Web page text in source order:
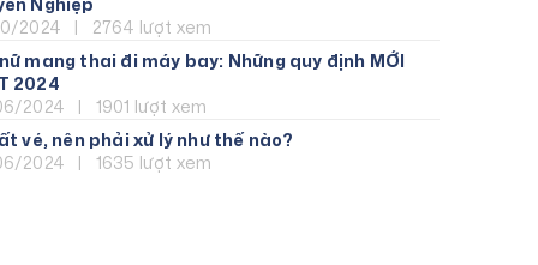
Yên
2024 |
2764 lượt xem
mang thai đi máy bay: Những quy định MỚI
2024
2024 | 1901 lượt xem
vé, nên phải xử lý như thế nào?
2024 | 1635 lượt xem